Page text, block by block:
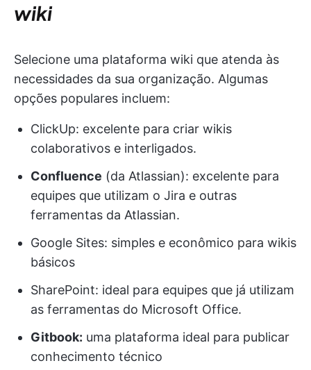
wiki
Selecione uma plataforma wiki que atenda às
necessidades da sua organização. Algumas
opções populares incluem:
ClickUp: excelente para criar wikis
colaborativos e interligados.
Confluence (da Atlassian): excelente para
equipes que utilizam o Jira e outras
ferramentas da Atlassian.
Google Sites: simples e econômico para wikis
básicos
SharePoint: ideal para equipes que já utilizam
as ferramentas do Microsoft Office.
Gitbook: uma plataforma ideal para publicar
conhecimento técnico